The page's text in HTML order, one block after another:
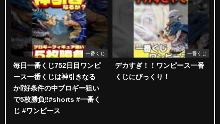
一番くじ
毎日一番くじ752日目ワンピ
ース一番くじは神引きなる
か⁉️好条件の中ブロギー狙い
で5枚勝負‼️#shorts #一番く
じ #ワンピース
一番くじ
デカすぎ！！ワンピース一番
くじにびっくり！